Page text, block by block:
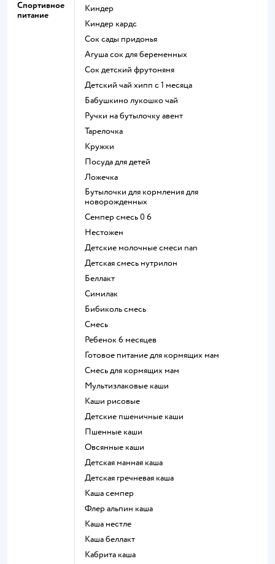
Спортивное
питание
киндер
киндер кардс
сок сады придонья
агуша сок для беременных
сок детский фрутоняня
детский чай хипп с 1 месяца
бабушкино лукошко чай
ручки на бутылочку авент
тарелочка
кружки
посуда для детей
ложечка
бутылочки для кормления для
новорожденных
семпер смесь 0 6
нестожен
Детские молочные смеси nan
детская смесь нутрилон
беллакт
симилак
бибиколь смесь
смесь
ребенок 6 месяцев
готовое питание для кормящих мам
смесь для кормящих мам
Мультизлаковые каши
Каши рисовые
Детские пшеничные каши
Пшенные каши
овсянные каши
детская манная каша
детская гречневая каша
каша семпер
флер альпин каша
каша нестле
каша беллакт
кабрита каша